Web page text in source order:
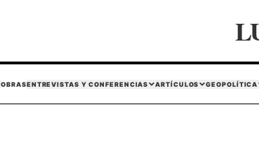
OBRASENTREVISTAS Y CONFERENCIAS ARTÍCULOS GEOPOLÍTICA